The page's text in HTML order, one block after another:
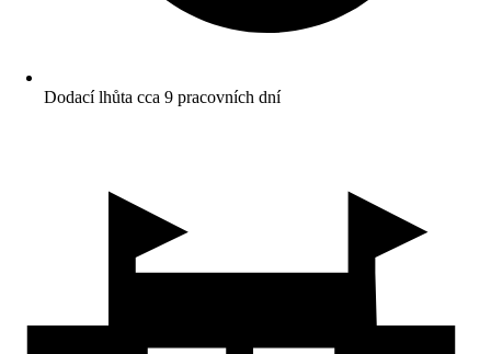
Dodací lhůta cca 9 pracovních dní